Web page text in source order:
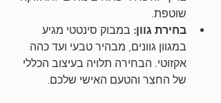
שוטפת.
בחירת גוון: במבוק סינטטי מגיע
במגוון גוונים, מבהיר טבעי ועד כהה
אקזוטי. הבחירה תלויה בעיצוב הכללי
של החצר והטעם האישי שלכם.